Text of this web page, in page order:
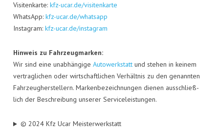
Visi­ten­kar­te: kfz-ucar.de/visitenkarte
Whats­App: kfz-ucar.de/whatsapp
Insta­gram: kfz-ucar.de/instagram
Hin­weis zu Fahr­zeug­mar­ken:
Wir sind eine unab­hän­gi­ge Auto­werk­stattund ste­hen in kei­nem
ver­trag­li­chen oder wirt­schaft­li­chen Ver­hält­nis zu den genann­ten
Fahr­zeug­her­stel­lern. Mar­ken­be­zeich­nun­gen die­nen aus­schließ­
lich der Beschrei­bung unse­rer Serviceleistungen.
© 2024 Kfz Ucar Meisterwerkstatt